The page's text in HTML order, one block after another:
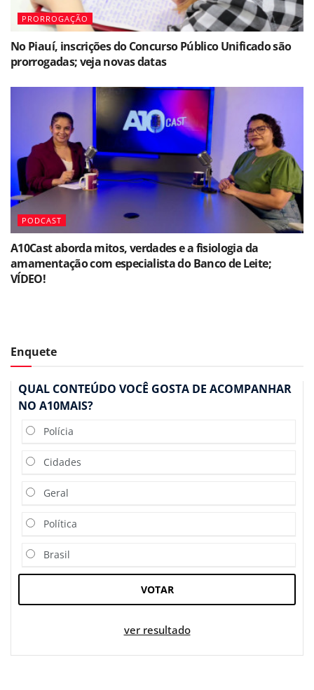
PRORROGAÇÃO
No Piauí, inscrições do Concurso Público Unificado são
prorrogadas; veja novas datas
PODCAST
A10Cast aborda mitos, verdades e a fisiologia da
amamentação com especialista do Banco de Leite;
VÍDEO!
Enquete
QUAL CONTEÚDO VOCÊ GOSTA DE ACOMPANHAR
NO A10MAIS?
Polícia
Cidades
Geral
Política
Brasil
VOTAR
ver resultado